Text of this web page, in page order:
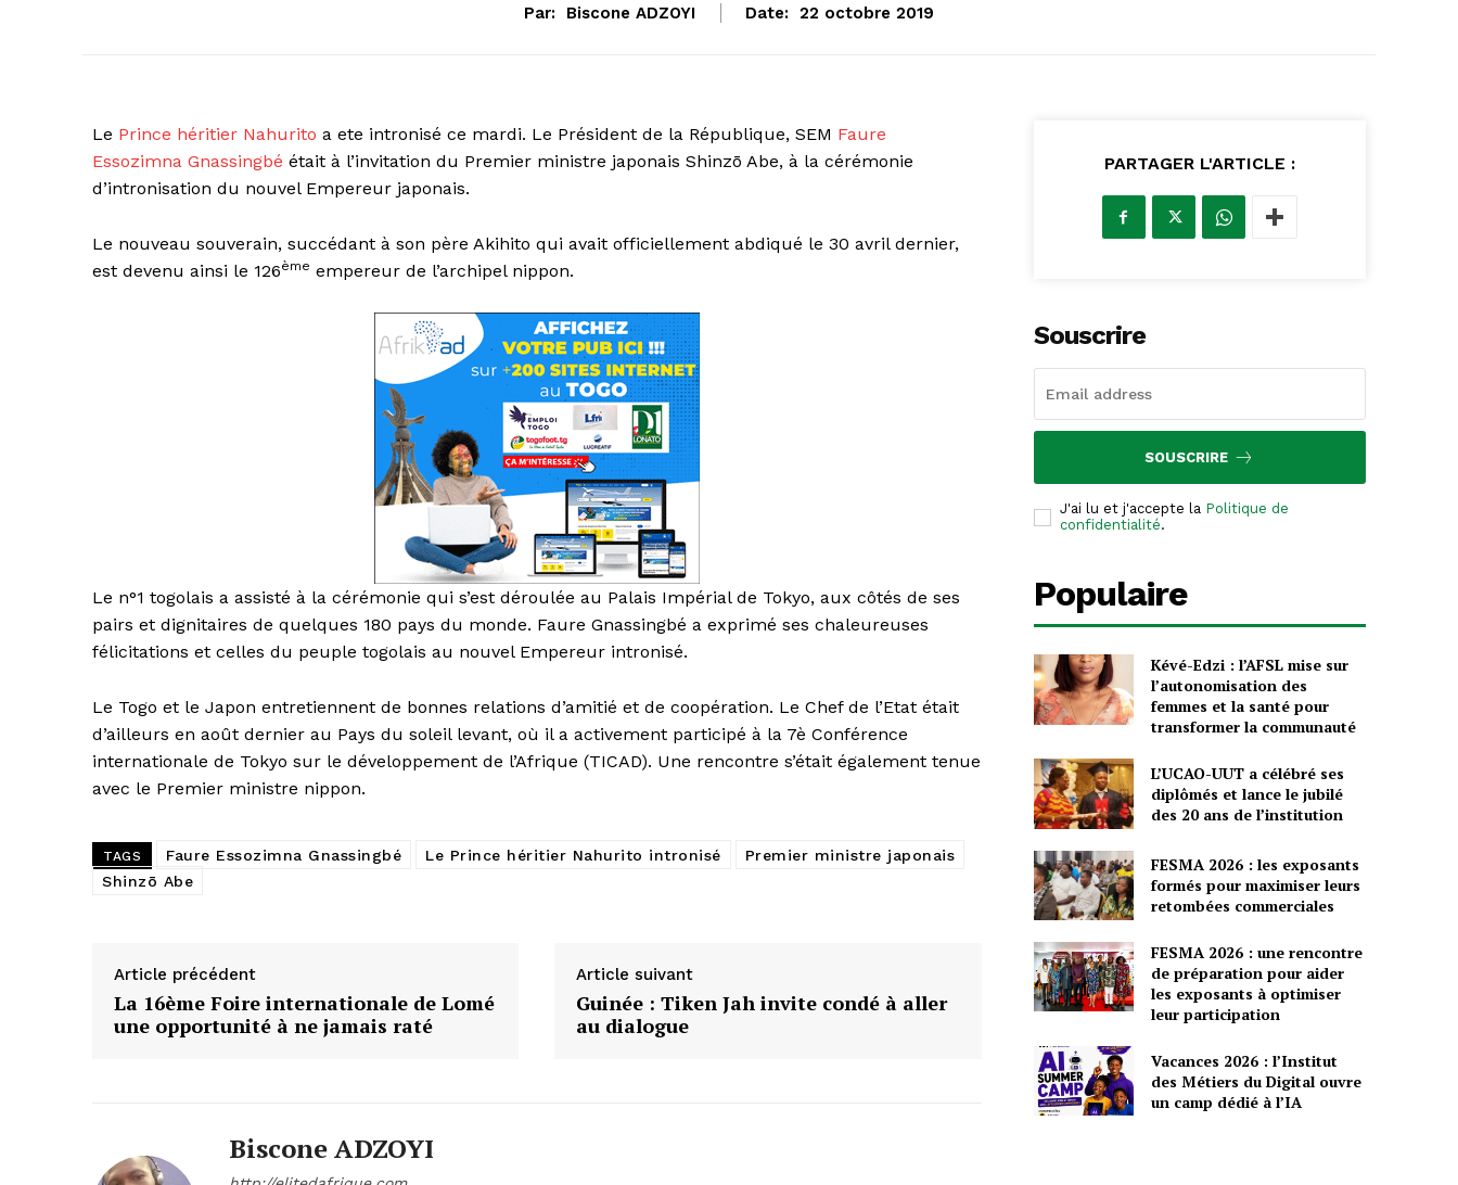
Par: Biscone ADZOYI Date: 22 octobre 2019
Le Prince héritier Nahurito a ete intronisé ce mardi. Le Président de la République, SEM Faure
Essozimna Gnassingbé était à l’invitation du Premier ministre japonais Shinzō Abe, à la cérémonie
d’intronisation du nouvel Empereur japonais.
Le nouveau souverain, succédant à son père Akihito qui avait officiellement abdiqué le 30 avril dernier,
est devenu ainsi le 126ème empereur de l’archipel nippon.
Le n°1 togolais a assisté à la cérémonie qui s’est déroulée au Palais Impérial de Tokyo, aux côtés de ses
pairs et dignitaires de quelques 180 pays du monde. Faure Gnassingbé a exprimé ses chaleureuses
félicitations et celles du peuple togolais au nouvel Empereur intronisé.
Le Togo et le Japon entretiennent de bonnes relations d’amitié et de coopération. Le Chef de l’Etat était
d’ailleurs en août dernier au Pays du soleil levant, où il a activement participé à la 7è Conférence
internationale de Tokyo sur le développement de l’Afrique (TICAD). Une rencontre s’était également tenue
avec le Premier ministre nippon.
TAGS Faure Essozimna Gnassingbé Le Prince héritier Nahurito intronisé
Premier ministre japonais
Shinzō Abe
Article précédent
La 16ème Foire internationale de Lomé
une opportunité à ne jamais raté
Article suivant
Guinée : Tiken Jah invite condé à aller
au dialogue
Biscone ADZOYI
PARTAGER L'ARTICLE :
Souscrire
SOUSCRIRE
J'ai lu et j'accepte la Politique de
confidentialité.
Populaire
Kévé-Edzi : l’AFSL mise sur
l’autonomisation des
femmes et la santé pour
transformer la communauté
L’UCAO-UUT a célébré ses
diplômés et lance le jubilé
des 20 ans de l’institution
FESMA 2026 : les exposants
formés pour maximiser leurs
retombées commerciales
FESMA 2026 : une rencontre
de préparation pour aider
les exposants à optimiser
leur participation
Vacances 2026 : l’Institut
des Métiers du Digital ouvre
un camp dédié à l’IA